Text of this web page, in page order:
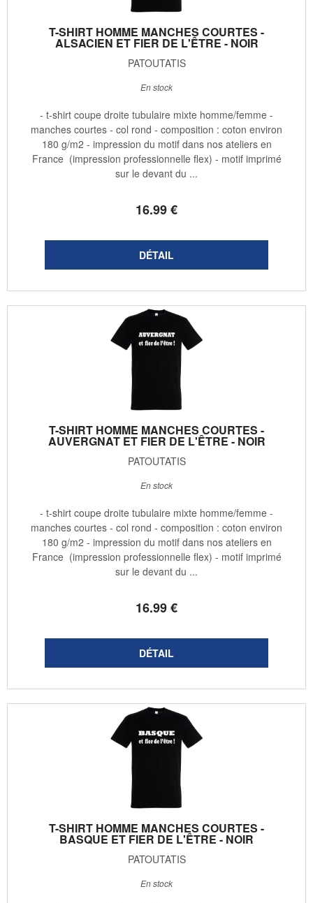
T-SHIRT HOMME MANCHES COURTES -
ALSACIEN ET FIER DE L'ÊTRE - NOIR
PATOUTATIS
16.99€
En stock
- t-shirt coupe droite tubulaire mixte homme/femme -
manches courtes - col rond - composition : coton environ
180 g/m2 - impression du motif dans nos ateliers en
France (impression professionnelle flex) - motif imprimé
sur le devant du ...
T-SHIRT HOMME MANCHES COURTES -
AUVERGNAT ET FIER DE L'ÊTRE - NOIR
PATOUTATIS
16.99€
En stock
- t-shirt coupe droite tubulaire mixte homme/femme -
manches courtes - col rond - composition : coton environ
180 g/m2 - impression du motif dans nos ateliers en
France (impression professionnelle flex) - motif imprimé
sur le devant du ...
T-SHIRT HOMME MANCHES COURTES -
BASQUE ET FIER DE L'ÊTRE - NOIR
PATOUTATIS
En stock